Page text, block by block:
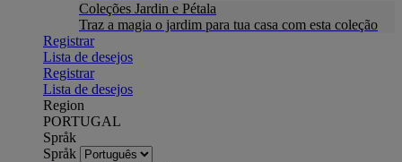
Coleções Jardin e Pétala
Traz a magia o jardim para tua casa com esta coleção
Registrar
Lista de desejos
Registrar
Lista de desejos
Region
PORTUGAL
Språk
Språk